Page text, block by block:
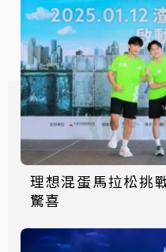
理想混蛋馬拉松挑
驚喜